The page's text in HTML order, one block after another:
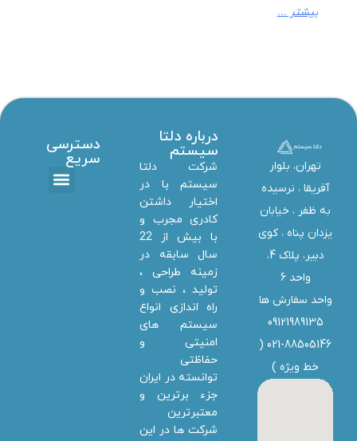
بیشتر ...
تهران، بلوار
آفریقا ، نرسیده
به ظفر ،‌ خیابان
یزدان پناه ، کوی
دبیر، پلاک 4،
واحد 6
واحد سفارش ها
09121989135
021-88505146 (
خط ویژه )
درباره دلتا
سیستم
شرکت دلتا
سیستم با در
اختیار داشتن
کادری مجرب و
با بیش از 22
سال سابقه در
زمینه طراحی ،
تولید ، نصب و
راه اندازی انواع
سیستم های
امنیتی و
حفاظتی
توانسته در ایران
جزء برترین و
معتبرترین
شرکت ها در این
دسترسی
سریع